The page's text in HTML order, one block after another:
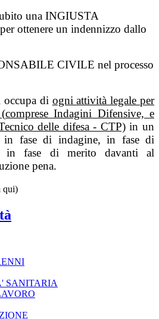
una INGIUSTA
ottenere un indennizzo dallo
CIVILE nel processo
di ogni attività legale per
Indagini Difensive, e
delle difesa - CTP)in un
in fase di indagine, in fase di
in fase di merito davanti al
pena.
qui)
SANITARIA